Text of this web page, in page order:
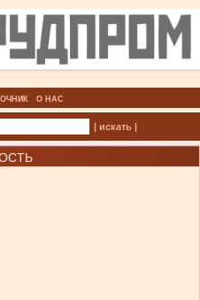
О НАС
| искать |